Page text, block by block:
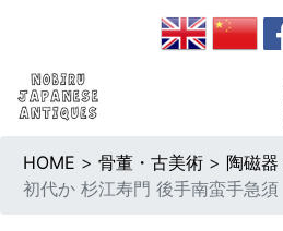
HOME > 骨董・古美術 > 陶磁器
初代か 杉江寿門 後手南蛮手急